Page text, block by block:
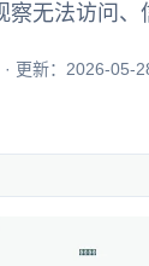
无法访问、
更新：2026-05-